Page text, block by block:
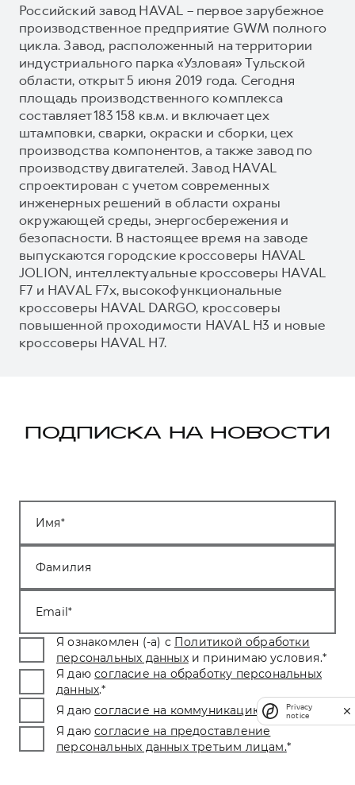
Российский завод HAVAL – первое зарубежное
производственное предприятие GWM полного
цикла. Завод, расположенный на территории
индустриального парка «Узловая» Тульской
области, открыт 5 июня 2019 года. Сегодня
площадь производственного комплекса
составляет 183 158 кв.м. и включает цех
штамповки, сварки, окраски и сборки, цех
производства компонентов, а также завод по
производству двигателей. Завод HAVAL
спроектирован с учетом современных
инженерных решений в области охраны
окружающей среды, энергосбережения и
безопасности. В настоящее время на заводе
выпускаются городские кроссоверы HAVAL
JOLION, интеллектуальные кроссоверы HAVAL
F7 и HAVAL F7x, высокофункциональные
кроссоверы HAVAL DARGO, кроссоверы
повышенной проходимости HAVAL H3 и новые
кроссоверы HAVAL H7.
ПОДПИСКА НА НОВОСТИ
Имя
Фамилия
Email
Я ознакомлен (-а) с Политикой обработки
персональных данных и принимаю условия.*
Я даю согласие на обработку персональных
данных.*
Я даю согласие на коммуникацию.*
Я даю согласие на предоставление
персональных данных третьим лицам.*
Privacy
notice